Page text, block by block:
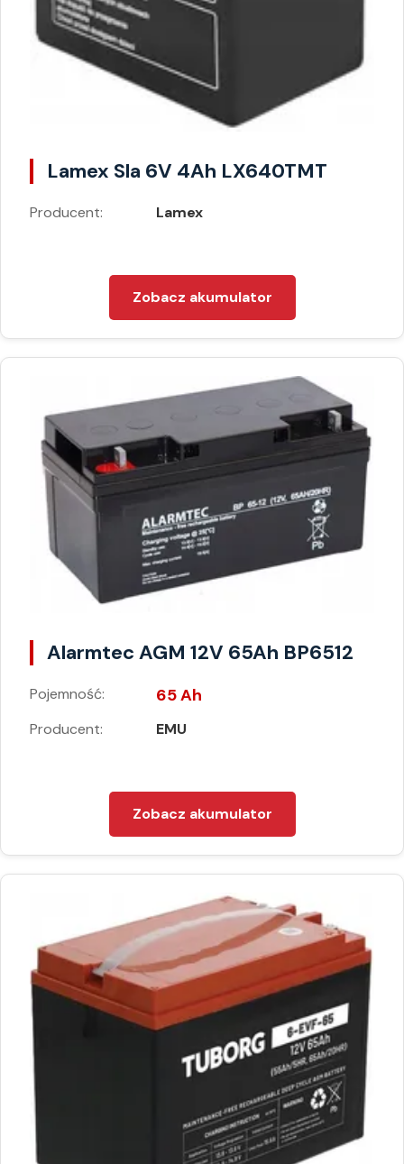
Lamex Sla 6V 4Ah LX640TMT
Producent: Lamex
Zobacz akumulator
Alarmtec AGM 12V 65Ah BP6512
Pojemność: 65 Ah
Producent: EMU
Zobacz akumulator